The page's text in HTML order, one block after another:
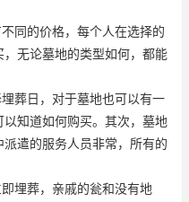
同的价格，每个人在选择的
无论墓地的类型如何，都能
葬日，对于墓地也可以有一
知道如何购买。其次，墓地
遣的服务人员非常，所有的
埋葬，亲戚的瓮和没有地